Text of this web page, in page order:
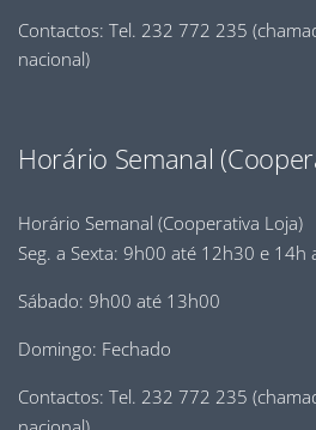
Contactos: Tel. 232 772 235
nacional)
Horário Semanal
Horário Semanal (Cooperativa Loja)
Seg. a Sexta: 9h00 até 12h30 e 14h
Sábado: 9h00 até 13h00
Domingo: Fechado
Contactos: Tel. 232 772 235